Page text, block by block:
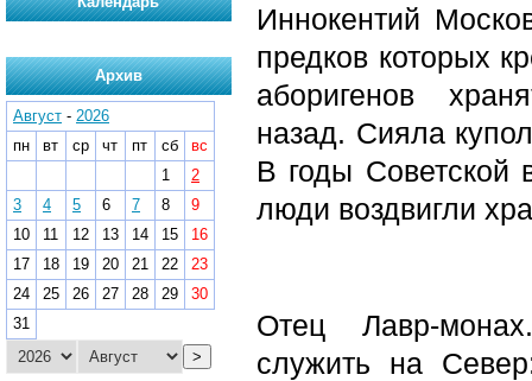
Иннокентий
предков которых
аборигенов
назад. Сияла
В годы Советской
люди воздвигли
Отец Лавр-
служить на
Архив
Август - 2026
пн
вт ср чт пт сб
вс
1
2
3
4 5 6 7 8
9
10
11 12 13 14 15
16
17
18 19 20 21 22
23
24
25 26 27 28 29
30
31
>